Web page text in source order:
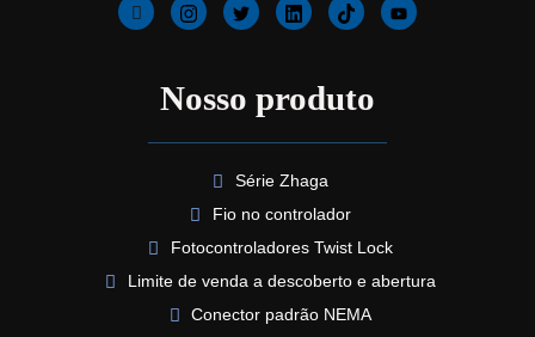
Nosso produto
Série Zhaga
Fio no controlador
Fotocontroladores Twist Lock
Limite de venda a descoberto e abertura
Conector padrão NEMA